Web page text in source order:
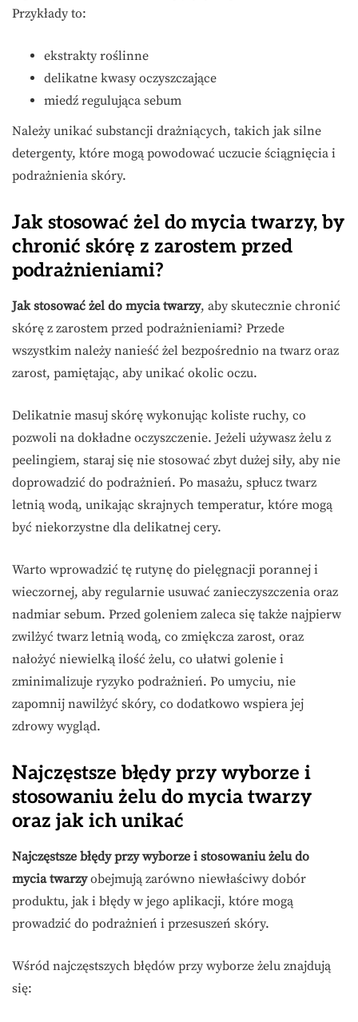
Przykłady to:
ekstrakty roślinne
delikatne kwasy oczyszczające
miedź regulująca sebum
Należy unikać substancji drażniących, takich jak silne
detergenty, które mogą powodować uczucie ściągnięcia i
podrażnienia skóry.
Jak stosować żel do mycia twarzy, by
chronić skórę z zarostem przed
podrażnieniami?
Jak stosować żel do mycia twarzy, aby skutecznie chronić
skórę z zarostem przed podrażnieniami? Przede
wszystkim należy nanieść żel bezpośrednio na twarz oraz
zarost, pamiętając, aby unikać okolic oczu.
Delikatnie masuj skórę wykonując koliste ruchy, co
pozwoli na dokładne oczyszczenie. Jeżeli używasz żelu z
peelingiem, staraj się nie stosować zbyt dużej siły, aby nie
doprowadzić do podrażnień. Po masażu, spłucz twarz
letnią wodą, unikając skrajnych temperatur, które mogą
być niekorzystne dla delikatnej cery.
Warto wprowadzić tę rutynę do pielęgnacji porannej i
wieczornej, aby regularnie usuwać zanieczyszczenia oraz
nadmiar sebum. Przed goleniem zaleca się także najpierw
zwilżyć twarz letnią wodą, co zmiękcza zarost, oraz
nałożyć niewielką ilość żelu, co ułatwi golenie i
zminimalizuje ryzyko podrażnień. Po umyciu, nie
zapomnij nawilżyć skóry, co dodatkowo wspiera jej
zdrowy wygląd.
Najczęstsze błędy przy wyborze i
stosowaniu żelu do mycia twarzy
oraz jak ich unikać
Najczęstsze błędy przy wyborze i stosowaniu żelu do
mycia twarzyobejmują zarówno niewłaściwy dobór
produktu, jak i błędy w jego aplikacji, które mogą
prowadzić do podrażnień i przesuszeń skóry.
Wśród najczęstszych błędów przy wyborze żelu znajdują
się: